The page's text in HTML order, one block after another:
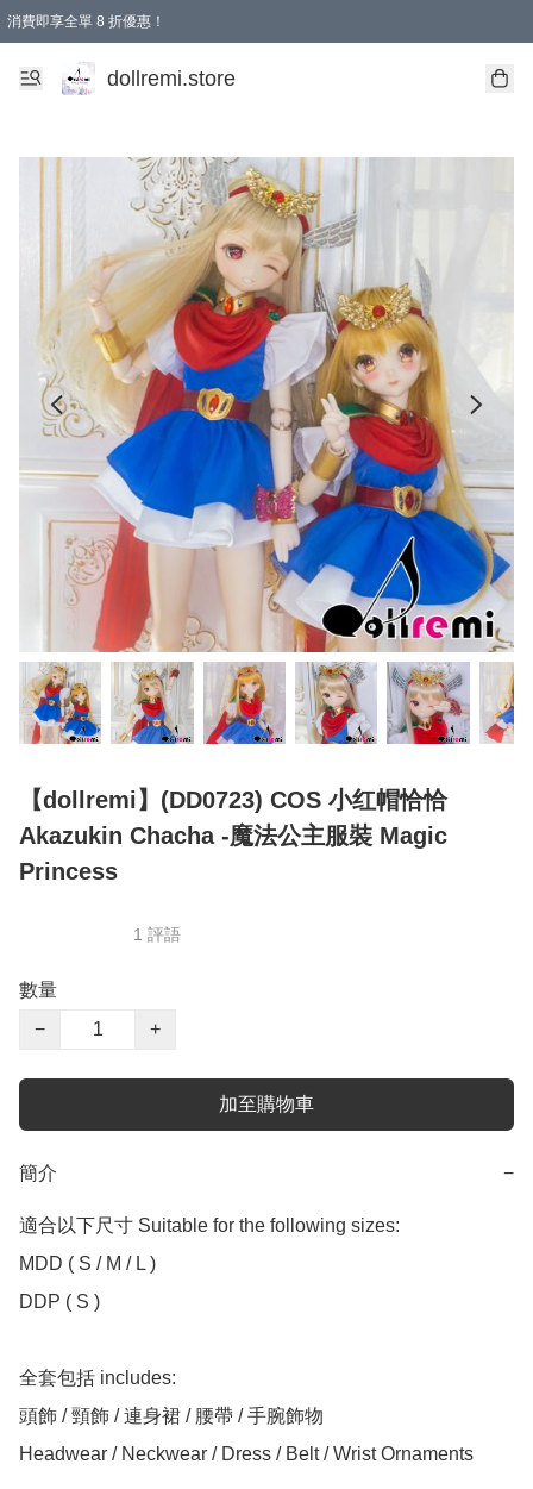
消費即享全單 8 折優惠！
購物滿 HKD 1500.00即享免運費優惠！（適用於 本地送貨、本地取貨、國際送貨 )
dollremi.store
【dollremi】(DD0723) COS 小红帽恰恰
Akazukin Chacha -魔法公主服裝 Magic
Princess
1 評語
數量
−
+
加至購物車
簡介 −
適合以下尺寸 Suitable for the following sizes:
MDD ( S / M / L )
DDP ( S )
全套包括 includes:
頭飾 / 頸飾 / 連身裙 / 腰帶 / 手腕飾物
Headwear / Neckwear / Dress / Belt / Wrist Ornaments